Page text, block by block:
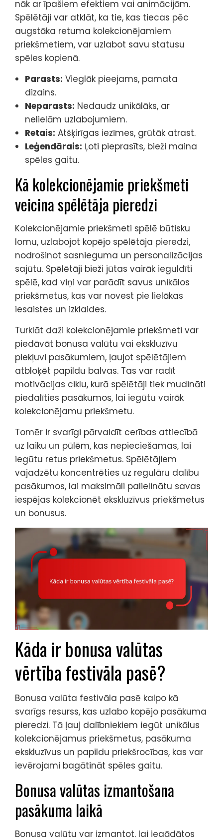
nāk ar īpašiem efektiem vai animācijām.
Spēlētāji var atklāt, ka tie, kas tiecas pēc
augstāka retuma kolekcionējamiem
priekšmetiem, var uzlabot savu statusu
spēles kopienā.
Parasts: Vieglāk pieejams, pamata
dizains.
Neparasts: Nedaudz unikālāks, ar
nelielām uzlabojumiem.
Retais: Atšķirīgas iezīmes, grūtāk atrast.
Leģendārais: Ļoti pieprasīts, bieži maina
spēles gaitu.
Kā kolekcionējamie priekšmeti
veicina spēlētāja pieredzi
Kolekcionējamie priekšmeti spēlē būtisku
lomu, uzlabojot kopējo spēlētāja pieredzi,
nodrošinot sasnieguma un personalizācijas
sajūtu. Spēlētāji bieži jūtas vairāk ieguldīti
spēlē, kad viņi var parādīt savus unikālos
priekšmetus, kas var novest pie lielākas
iesaistes un izklaides.
Turklāt daži kolekcionējamie priekšmeti var
piedāvāt bonusa valūtu vai ekskluzīvu
piekļuvi pasākumiem, ļaujot spēlētājiem
atbloķēt papildu balvas. Tas var radīt
motivācijas ciklu, kurā spēlētāji tiek mudināti
piedalīties pasākumos, lai iegūtu vairāk
kolekcionējamu priekšmetu.
Tomēr ir svarīgi pārvaldīt cerības attiecībā
uz laiku un pūlēm, kas nepieciešamas, lai
iegūtu retus priekšmetus. Spēlētājiem
vajadzētu koncentrēties uz regulāru dalību
pasākumos, lai maksimāli palielinātu savas
iespējas kolekcionēt ekskluzīvus priekšmetus
un bonusus.
Kāda ir bonusa valūtas
vērtība festivāla pasē?
Bonusa valūta festivāla pasē kalpo kā
svarīgs resurss, kas uzlabo kopējo pasākuma
pieredzi. Tā ļauj dalībniekiem iegūt unikālus
kolekcionējamus priekšmetus, pasākuma
ekskluzīvus un papildu priekšrocības, kas var
ievērojami bagātināt spēles gaitu.
Bonusa valūtas izmantošana
pasākuma laikā
Bonusa valūtu var izmantot, lai iegādātos